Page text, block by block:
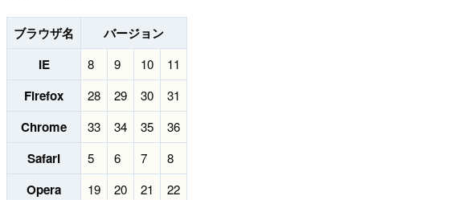
ブラウザ名
バージョン
IE
8 9 10 11
Firefox 28 29 30 31
Chrome 33 34 35 36
Safari 5 6 7 8
Opera 19 20 21 22